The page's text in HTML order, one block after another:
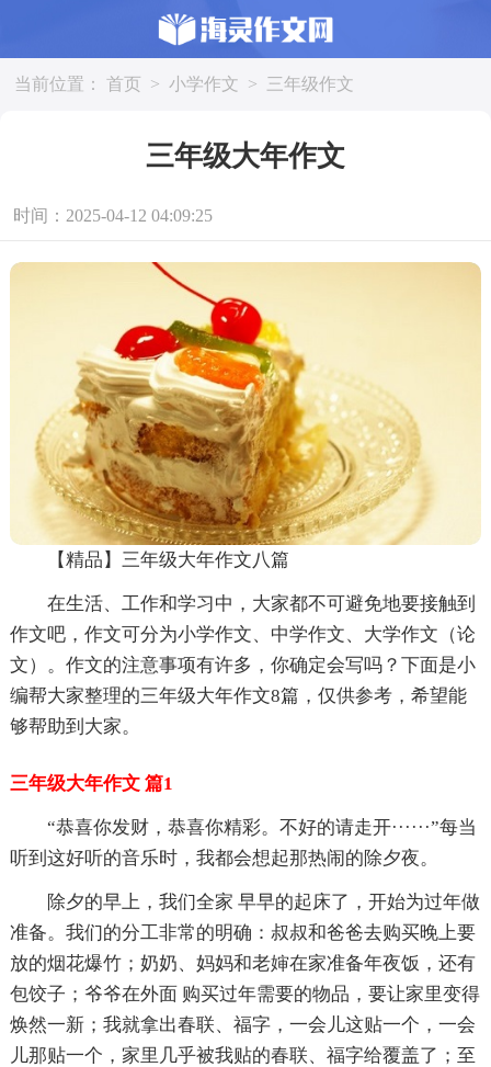
当前位置： 首页 > 小学作文 > 三年级作文
三年级大年作文
时间：2025-04-12 04:09:25
【精品】三年级大年作文八篇
在生活、工作和学习中，大家都不可避免地要接触到
作文吧，作文可分为小学作文、中学作文、大学作文（论
文）。作文的注意事项有许多，你确定会写吗？下面是小
编帮大家整理的三年级大年作文8篇，仅供参考，希望能
够帮助到大家。
三年级大年作文 篇1
“恭喜你发财，恭喜你精彩。不好的请走开······”每当
听到这好听的音乐时，我都会想起那热闹的除夕夜。
除夕的早上，我们全家 早早的起床了，开始为过年做
准备。我们的分工非常的明确：叔叔和爸爸去购买晚上要
放的烟花爆竹；奶奶、妈妈和老婶在家准备年夜饭，还有
包饺子；爷爷在外面 购买过年需要的物品，要让家里变得
焕然一新；我就拿出春联、福字，一会儿这贴一个，一会
儿那贴一个，家里几乎被我贴的春联、福字给覆盖了；至